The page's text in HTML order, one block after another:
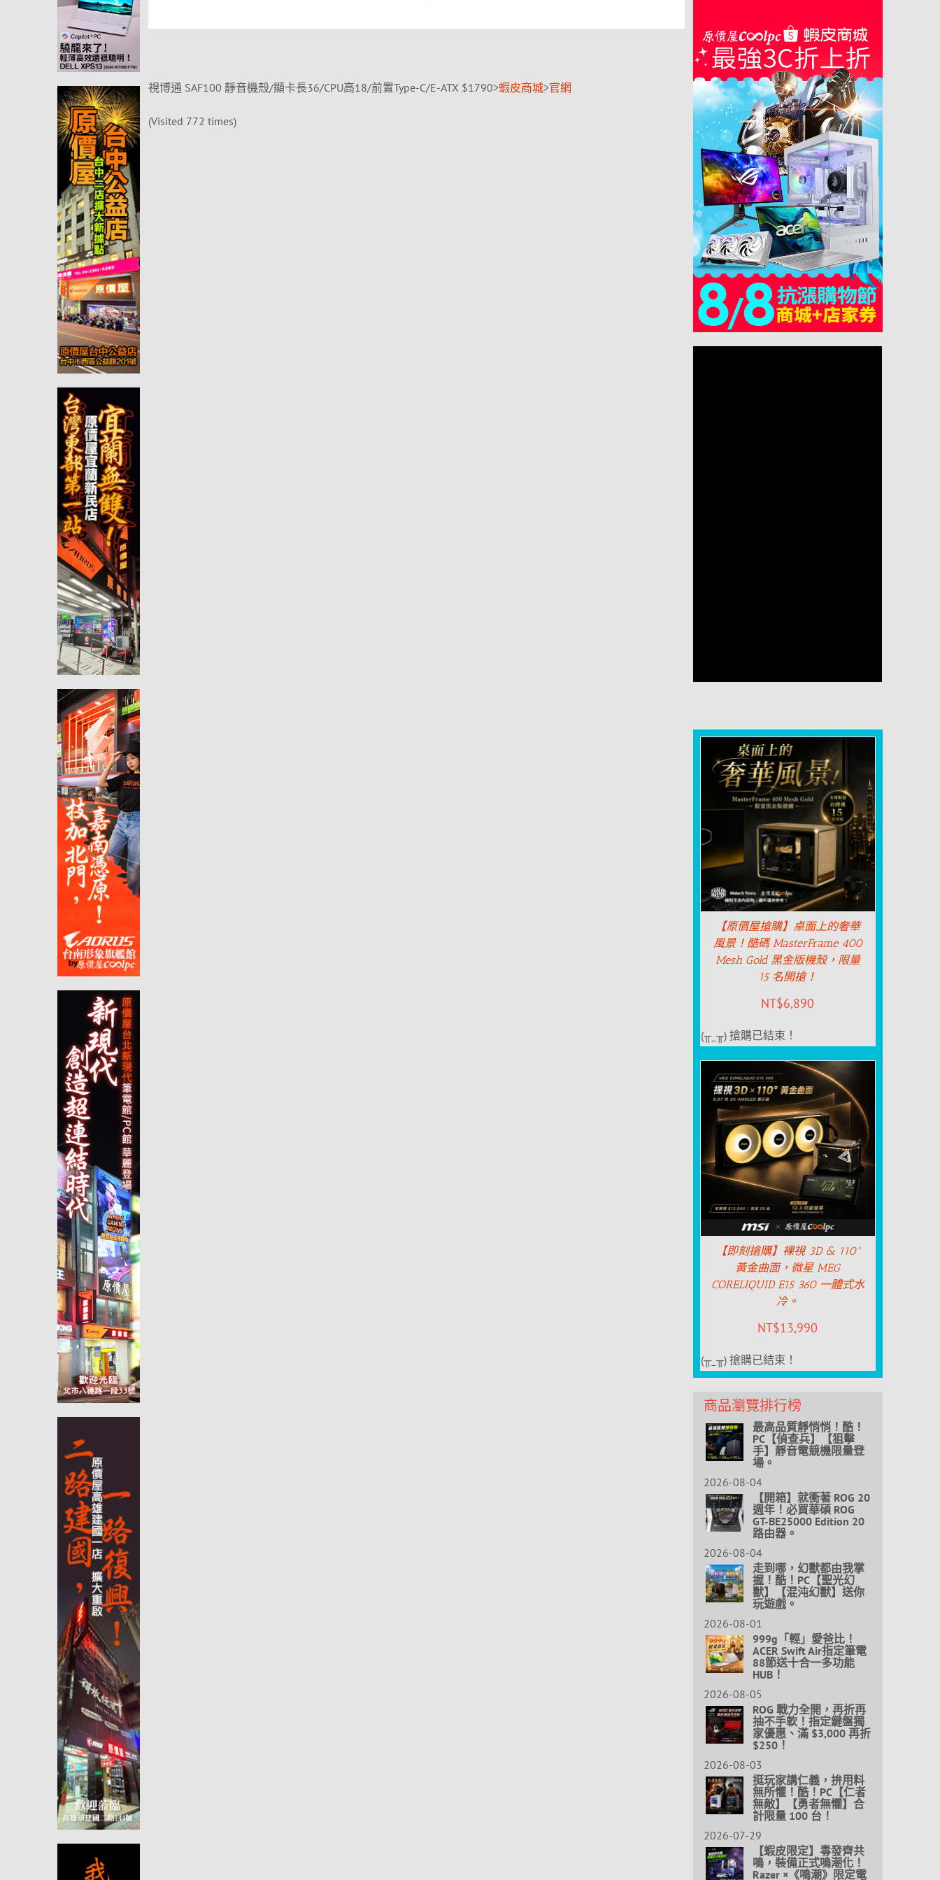
視博通 SAF100 靜音機殼/顯卡長36/CPU高18/前置Type-C/E-ATX $1790>蝦皮商城>官網
(Visited 772 times)
【原價屋搶購】桌面上的奢華
風景！酷碼 MasterFrame 400
Mesh Gold 黑金版機殼，限量
15 名開搶！
NT$6,890
(╥_╥) 搶購已結束！
【即刻搶購】裸視 3D & 110°
黃金曲面，微星 MEG
CORELIQUID E15 360 一體式水
冷。
NT$13,990
(╥_╥) 搶購已結束！
商品瀏覽排行榜
最高品質靜悄悄！酷！
PC【偵查兵】【狙擊
手】靜音電競機限量登
場。
2026-08-04
【開箱】就衝著 ROG 20
週年！必買華碩 ROG
GT-BE25000 Edition 20
路由器。
2026-08-04
走到哪，幻獸都由我掌
握！酷！PC【聖光幻
獸】【混沌幻獸】送你
玩遊戲。
2026-08-01
999g「輕」愛爸比！
ACER Swift Air指定筆電
88節送十合一多功能
HUB！
2026-08-05
ROG 戰力全開，再折再
抽不手軟！指定鍵盤獨
家優惠、滿 $3,000 再折
$250！
2026-08-03
挺玩家講仁義，拚用料
無所懼！酷！PC【仁者
無敵】【勇者無懼】合
計限量 100 台！
2026-07-29
【蝦皮限定】毒發齊共
鳴，裝備正式鳴潮化！
Razer ×《鳴潮》限定電